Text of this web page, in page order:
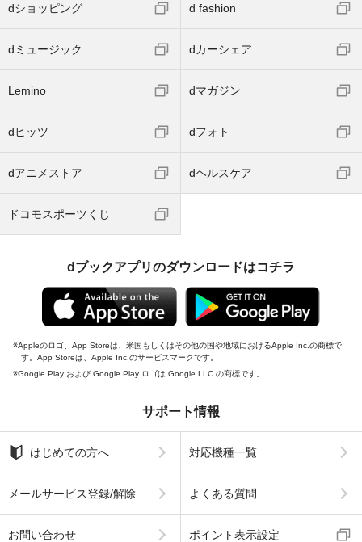
dショッピング d fashion
dミュージック dカーシェア
Lemino dマガジン
dヒッツ dフォト
dアニメストア dヘルスケア
ドコモスポーツくじ
dブックアプリのダウンロードはコチラ
Appleのロゴ、App Storeは、米国もしくはその他の国や地域におけるApple Inc.の商標で
す。App Storeは、Apple Inc.のサービスマークです。
Google Play および Google Play ロゴは Google LLC の商標です。
サポート情報
はじめての方へ 対応機種一覧
メールサービス登録/解除 よくある質問
お問い合わせ ポイント表示設定